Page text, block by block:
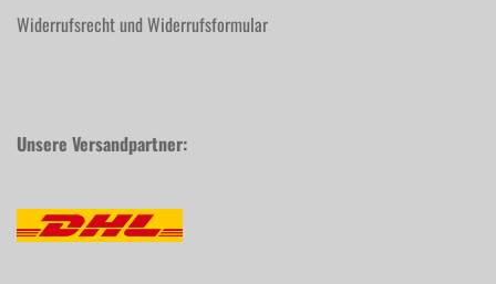
Widerrufsrecht und Widerrufsformular
Unsere Versandpartner: